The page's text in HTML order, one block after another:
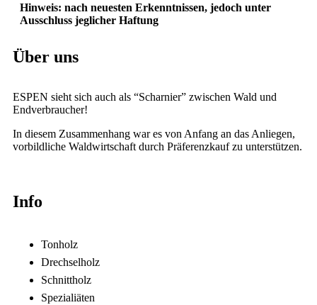
Hinweis: nach neuesten Erkenntnissen, jedoch unter
Ausschluss jeglicher Haftung
Über uns
ESPEN sieht sich auch als “Scharnier” zwischen Wald und
Endverbraucher!
In diesem Zusammenhang war es von Anfang an das Anliegen,
vorbildliche Waldwirtschaft durch Präferenzkauf zu unterstützen.
Info
Tonholz
Drechselholz
Schnittholz
Spezialiäten